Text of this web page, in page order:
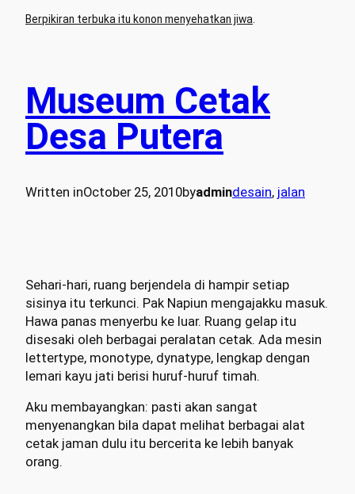
Berpikiran terbuka itu konon menyehatkan jiwa
Museum Cetak
Desa Putera
Written inOctober 25, 2010byadmindesain, jalan
Sehari-hari, ruang berjendela di hampir setiap
sisinya itu terkunci. Pak Napiun mengajakku masuk.
Hawa panas menyerbu ke luar. Ruang gelap itu
disesaki oleh berbagai peralatan cetak. Ada mesin
lettertype, monotype, dynatype, lengkap dengan
lemari kayu jati berisi huruf-huruf timah.
Aku membayangkan: pasti akan sangat
menyenangkan bila dapat melihat berbagai alat
cetak jaman dulu itu bercerita ke lebih banyak
orang.